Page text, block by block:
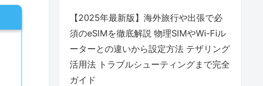
【2025年最新版】海外旅行や出張で必
須のeSIMを徹底解説 物理SIMやWi-Fiル
ーターとの違いから設定方法 テザリング
活用法 トラブルシューティングまで完全
ガイド